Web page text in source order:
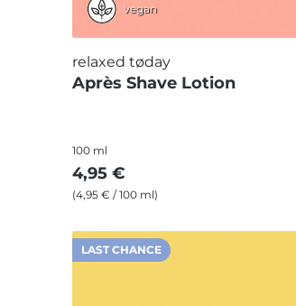
vegan
relaxed tøday
Après Shave Lotion
100 ml
4,95 €
(4,95 € / 100 ml)
LAST CHANCE